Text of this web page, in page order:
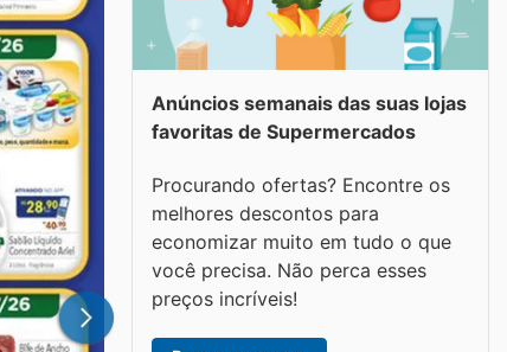
Anúncios semanais das suas lojas
favoritas de Supermercados
Procurando ofertas? Encontre os
melhores descontos para
economizar muito em tudo o que
você precisa. Não perca esses
preços incríveis!